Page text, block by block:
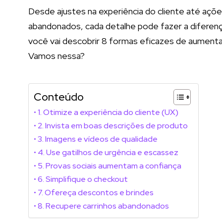
Desde ajustes na experiência do cliente até
abandonados, cada detalhe pode fazer a
você vai descobrir 8 formas eficazes de
Vamos nessa?
Conteúdo
1. Otimize a experiência do cliente (UX)
2. Invista em boas descrições de produto
3. Imagens e vídeos de qualidade
4. Use gatilhos de urgência e escassez
5. Provas sociais aumentam a confiança
6. Simplifique o checkout
7. Ofereça descontos e brindes
8. Recupere carrinhos abandonados